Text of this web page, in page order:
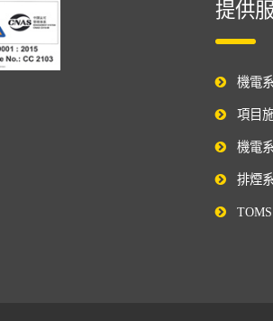
提供
機電
項目
機電
排煙
TOMS